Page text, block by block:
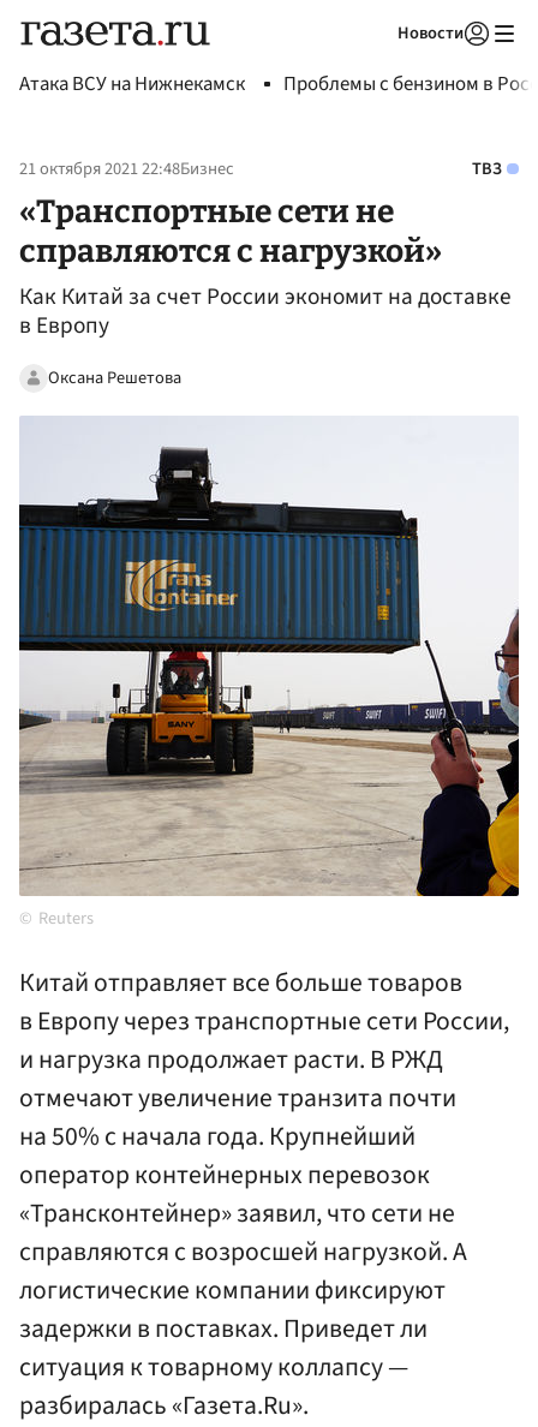
Новости
Атака ВСУ на Нижнекамск Проблемы с бензином в
21 октября 2021 22:48Бизнес ТВЗ
«Транспортные сети не
справляются с нагрузкой»
Как Китай за счет России экономит на доставке
в Европу
Оксана Решетова
Reuters
Китай отправляет все больше товаров
в Европу через транспортные сети России,
и нагрузка продолжает расти. В РЖД
отмечают увеличение транзита почти
на 50% с начала года. Крупнейший
оператор контейнерных перевозок
«Трансконтейнер» заявил, что сети не
справляются с возросшей нагрузкой. А
логистические компании фиксируют
задержки в поставках. Приведет ли
ситуация к товарному коллапсу —
разбиралась «Газета.Ru».